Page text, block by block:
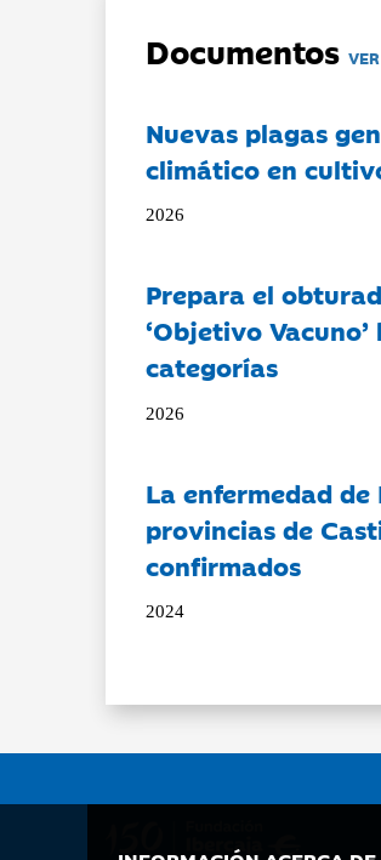
Documentos
Nuevas plagas
climático en
2026
Prepara el
‘Objetivo
categorías
2026
La enfermedad
provincias de
confirmados
2024